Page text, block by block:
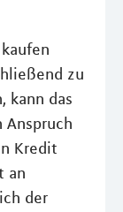
zu
kann das
Anspruch
Kredit
an
der